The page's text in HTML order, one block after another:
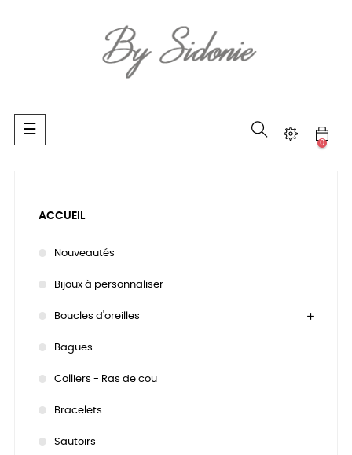
Basculer
la
☰
0
ACCUEIL
Nouveautés
Bijoux à personnaliser
Boucles d'oreilles
Bagues
Colliers - Ras de cou
Bracelets
Sautoirs